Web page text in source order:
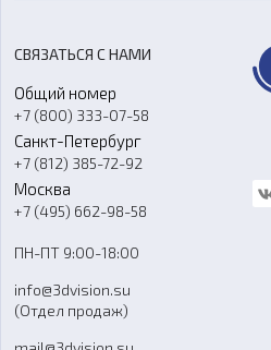
Оборудование и материалы для
Аксессуары и прочее оборудование
Программное обеспечение
Ремонт и услуги
О компании
Контакты
Гос. закупки
Стать дилером
Блог
FAQ
СВЯЗАТЬСЯ С НАМИ
Общий номер
+7 (800) 333-07-58
Санкт-Петербург
+7 (812) 385-72-92
Москва
+7 (495) 662-98-58
ПН-ПТ 9:00-18:00
info@3dvision.su
(Отдел продаж)